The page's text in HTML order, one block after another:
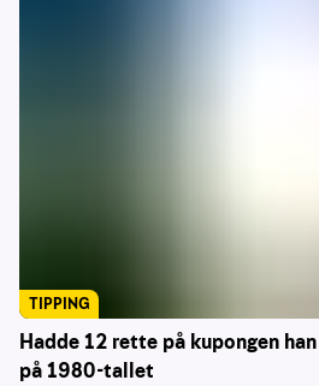
Hadde 12 rette på kupongen
på 1980-tallet
TIPPING